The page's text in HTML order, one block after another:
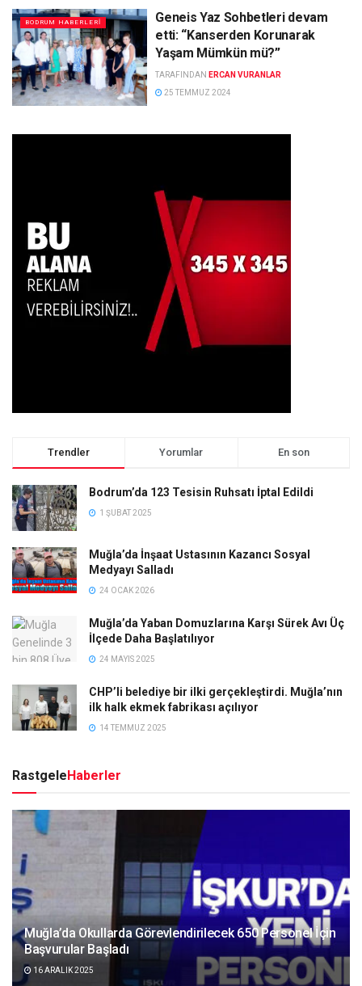
BODRUM HABERLERI
Geneis Yaz Sohbetleri devam
etti: “Kanserden Korunarak
Yaşam Mümkün mü?”
TARAFINDAN ERCAN VURANLAR
25 TEMMUZ 2024
Trendler Yorumlar En son
Bodrum’da 123 Tesisin Ruhsatı İptal Edildi
1 ŞUBAT 2025
Muğla’da İnşaat Ustasının Kazancı Sosyal
Medyayı Salladı
24 OCAK 2026
Muğla’da Yaban Domuzlarına Karşı Sürek Avı Üç
İlçede Daha Başlatılıyor
24 MAYIS 2025
CHP’li belediye bir ilki gerçekleştirdi. Muğla’nın
ilk halk ekmek fabrikası açılıyor
14 TEMMUZ 2025
RastgeleHaberler
Muğla’da Okullarda Görevlendirilecek 650 Personel İçin
Başvurular Başladı
16 ARALIK 2025